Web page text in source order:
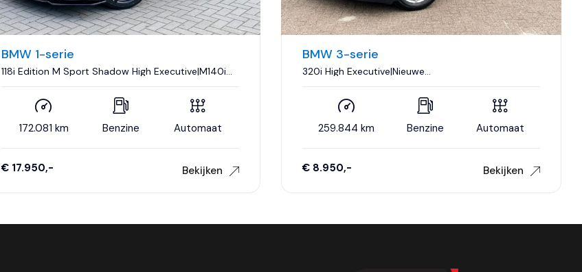
BMW 1-serie
118i Edition M Sport Shadow High Executive|M140i
172.081 km Benzine Automaat
€ 17.950,- Bekijken
BMW 3-serie
320i High Executive|Nieuwe
259.844 km Benzine Automaat
€ 8.950,- Bekijken